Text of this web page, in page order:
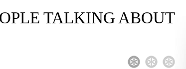
TALKING ABOUT
1 2 3